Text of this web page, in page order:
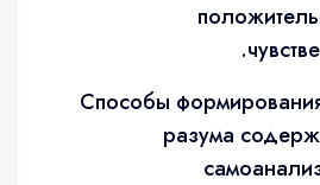
Способы
разума